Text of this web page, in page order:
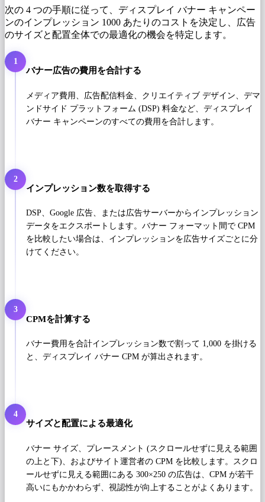
次の 4 つの手順に従って、ディスプレイ バナー キャンペー
ンのインプレッション 1000 あたりのコストを決定し、広告
のサイズと配置全体での最適化の機会を特定します。
1
バナー広告の費用を合計する
メディア費用、広告配信料金、クリエイティブ デザイン、デマ
ンドサイド プラットフォーム (DSP) 料金など、ディスプレイ
バナー キャンペーンのすべての費用を合計します。
2
インプレッション数を取得する
DSP、Google 広告、または広告サーバーからインプレッション
データをエクスポートします。バナー フォーマット間で CPM
を比較したい場合は、インプレッションを広告サイズごとに分
けてください。
3
CPMを計算する
バナー費用を合計インプレッション数で割って 1,000 を掛ける
と、ディスプレイ バナー CPM が算出されます。
4
サイズと配置による最適化
バナー サイズ、プレースメント (スクロールせずに見える範囲
の上と下)、およびサイト運営者の CPM を比較します。スクロ
ールせずに見える範囲にある 300×250 の広告は、CPM が若干
高いにもかかわらず、視認性が向上することがよくあります。